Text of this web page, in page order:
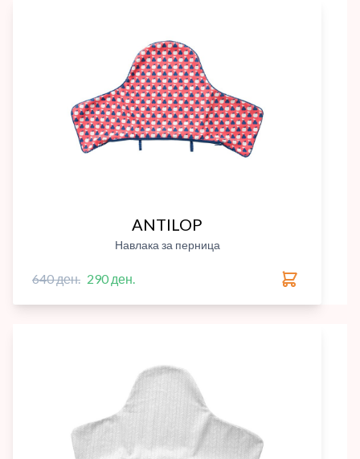
ANTILOP
Навлака за перница
640 ден. 290 ден.